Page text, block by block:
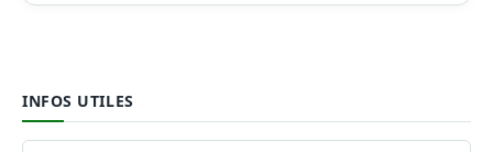
INFOS UTILES